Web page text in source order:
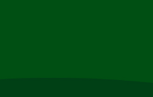
webbplats, öppnas i nytt